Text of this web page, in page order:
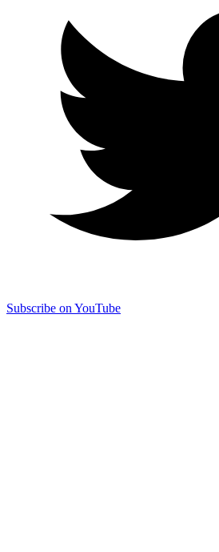
Subscribe on YouTube